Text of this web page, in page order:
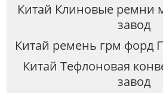
Китай Клиновые ремни
завод
Китай ремень грм форд
Китай Тефлоновая
завод